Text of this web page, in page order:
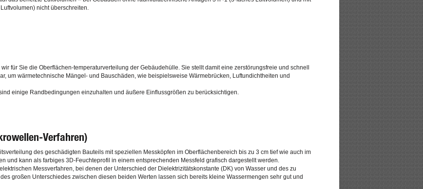
nicht überschreiten.
für Sie die Oberflächen-temperaturverteilung der Gebäudehülle. Sie stellt damit eine zerstörungsfreie und schnell
um wärmetechnische Mängel- und Bauschäden, wie beispielsweise Wärmebrücken, Luftundichtheiten und
einige Randbedingungen einzuhalten und äußere Einflussgrößen zu berücksichtigen.
Verfahren)
des geschädigten Bauteils mit speziellen Messköpfen im Oberflächenbereich bis zu 3 cm tief wie auch im
und kann als farbiges 3D-Feuchteprofil in einem entsprechenden Messfeld grafisch dargestellt werden.
Messverfahren, bei denen der Unterschied der Dielektrizitätskonstante (DK) von Wasser und des zu
großen Unterschiedes zwischen diesen beiden Werten lassen sich bereits kleine Wassermengen sehr gut und